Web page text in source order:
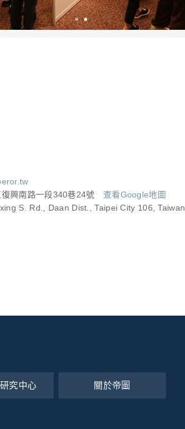
興南路一段340巷24號 查看Google地圖
S. Rd., Daan Dist., Taipei City 106, Taiwan
究中心 關於帝圖